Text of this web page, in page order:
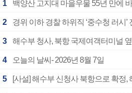
1 백양산 고지대 마을우물 55년 만에
2 경위 이하 경찰 하위직 ‘중수청 러시
3 해수부 청사, 북항 국제여객터미널
4 오늘의 날씨- 2026년 8월 7일
5 [사설] 해수부 신청사 북항으로 확정,